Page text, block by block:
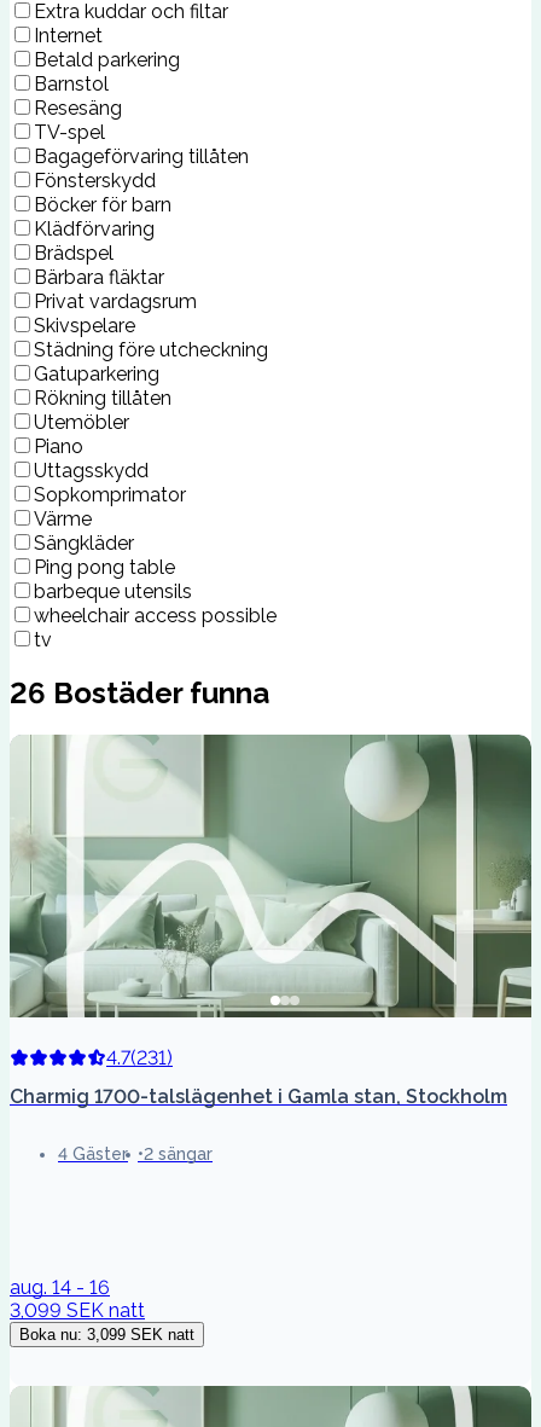
Extra kuddar och filtar
Internet
Betald parkering
Barnstol
Resesäng
TV-spel
Bagageförvaring tillåten
Fönsterskydd
Böcker för barn
Klädförvaring
Brädspel
Bärbara fläktar
Privat vardagsrum
Skivspelare
Städning före utcheckning
Gatuparkering
Rökning tillåten
Utemöbler
Piano
Uttagsskydd
Sopkomprimator
Värme
Sängkläder
Ping pong table
barbeque utensils
wheelchair access possible
tv
26 Bostäder funna
4.7(231)
Charmig 1700-talslägenhet i Gamla stan, Stockholm
4 Gäster 2 sängar
aug. 14 - 16
3,099 SEK natt
Boka nu: 3,099 SEK natt